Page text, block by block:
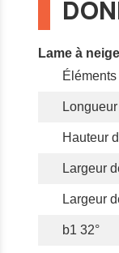
Lame à
Hauteur
Largeur
Largeur
b1 32°